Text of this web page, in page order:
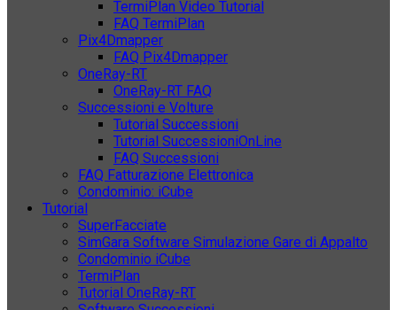
TermiPlan Video Tutorial
FAQ TermiPlan
Pix4Dmapper
FAQ Pix4Dmapper
OneRay-RT
OneRay-RT FAQ
Successioni e Volture
Tutorial Successioni
Tutorial SuccessioniOnLine
FAQ Successioni
FAQ Fatturazione Elettronica
Condominio: iCube
Tutorial
SuperFacciate
SimGara Software Simulazione Gare di Appalto
Condominio iCube
TermiPlan
Tutorial OneRay-RT